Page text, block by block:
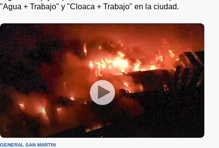
"Agua + Trabajo" y "Cloaca + Trabajo" en la ciudad.
GENERAL SAN MARTÍN